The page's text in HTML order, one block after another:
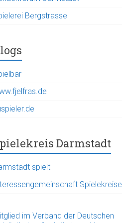
Bergstrasse
Darmstadt
spielt
Spielekreise
im Verband der Deutschen